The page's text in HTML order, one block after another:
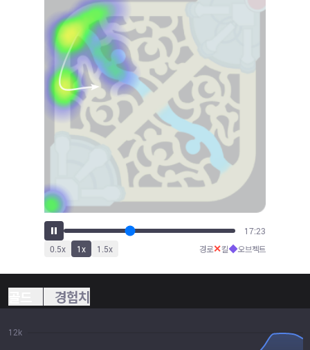
19:05
0.5x 1x 1.5x 경로✕킬◆오브젝트
경험치
12k